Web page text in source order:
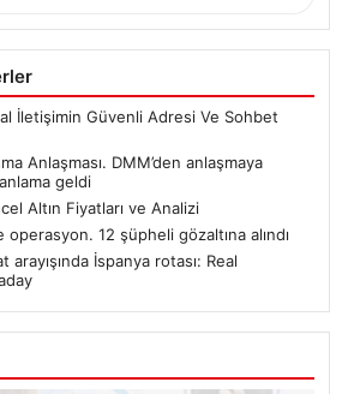
İletişimin Güvenli Adresi Ve Sohbet
Anlaşması. DMM’den anlaşmaya
geldi
Altın Fiyatları ve Analizi
operasyon. 12 şüpheli gözaltına alındı
arayışında İspanya rotası: Real